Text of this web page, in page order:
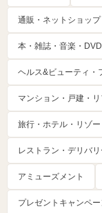
通販・ネットショップ
本・雑誌・音楽・
ヘルス&ビューティ・
マンション・戸建・
旅行・ホテル・リゾー
レストラン・デリバ
アミューズメント
プレゼントキャンペ